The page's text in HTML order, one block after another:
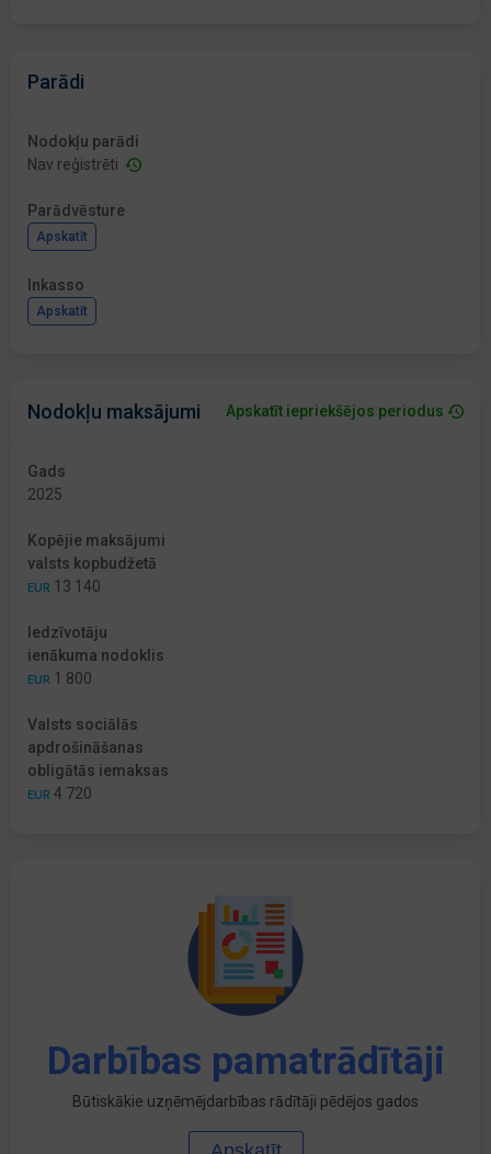
Parādi
Nodokļu parādi
Nav reģistrēti
Parādvēsture
Apskatīt
Inkasso
Apskatīt
Nodokļu maksājumi Apskatīt iepriekšējos periodus
Gads
2025
Kopējie maksājumi
valsts kopbudžetā
EUR 13 140
Iedzīvotāju
ienākuma nodoklis
EUR 1 800
Valsts sociālās
apdrošināšanas
obligātās iemaksas
EUR 4 720
Darbības pamatrādītāji
Būtiskākie uzņēmējdarbības rādītāji pēdējos gados